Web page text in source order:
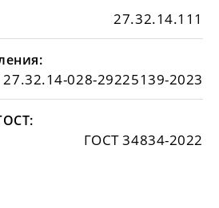
27.32.14.111
27.32.14-028-29225139-2023
ГОСТ 34834-2022